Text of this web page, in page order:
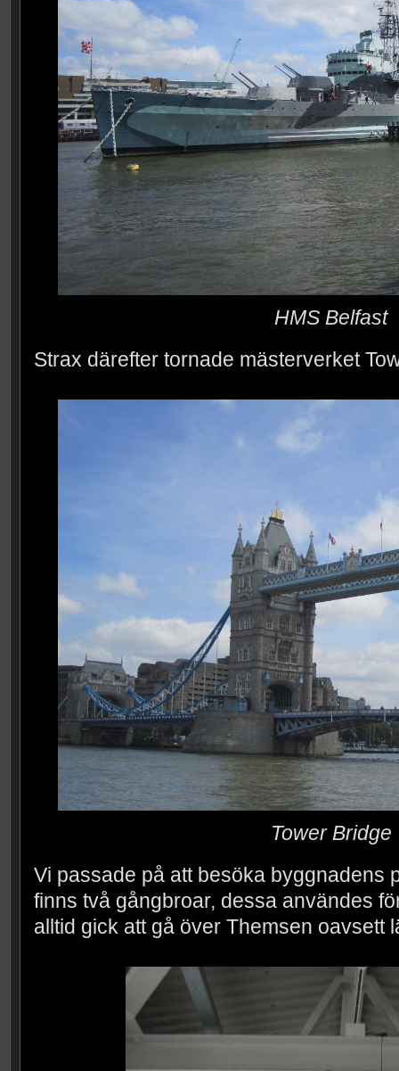
HMS Belfast
Strax därefter tornade mästerverket
Tower Bridge
Vi passade på att besöka byggnadens
finns två gångbroar, dessa användes
alltid gick att gå över Themsen oavsett